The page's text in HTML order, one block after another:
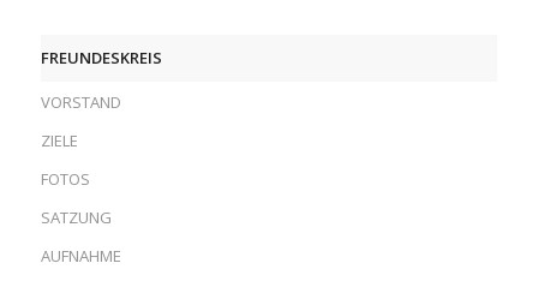
FREUNDESKREIS
VORSTAND
ZIELE
FOTOS
SATZUNG
AUFNAHME